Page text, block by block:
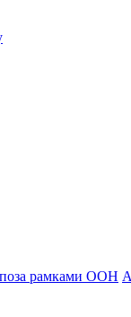
поза рамками ООН